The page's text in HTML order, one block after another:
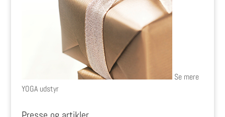
Se mere
YOGA udstyr